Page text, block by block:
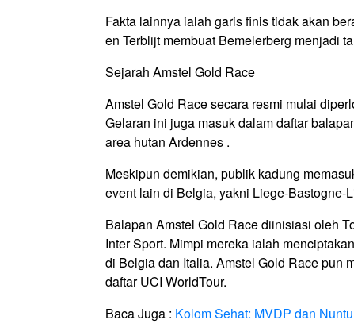
Fakta lainnya ialah garis finis tidak akan
en Terblijt membuat Bemelerberg menjadi
Sejarah Amstel Gold Race
Amstel Gold Race secara resmi mulai
Gelaran ini juga masuk dalam daftar
area hutan Ardennes .
Meskipun demikian, publik kadung
event lain di Belgia, yakni Liege-Bastogne-
Balapan Amstel Gold Race diinisiasi oleh
Inter Sport. Mimpi mereka ialah
di Belgia dan Italia. Amstel Gold Race pun
daftar UCI WorldTour.
Baca Juga : Kolom Sehat: MVDP dan